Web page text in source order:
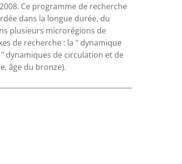
Ce programme de recherche
dans la longue durée, du
plusieurs microrégions de
de recherche : la " dynamique
dynamiques de circulation et de
âge du bronze).